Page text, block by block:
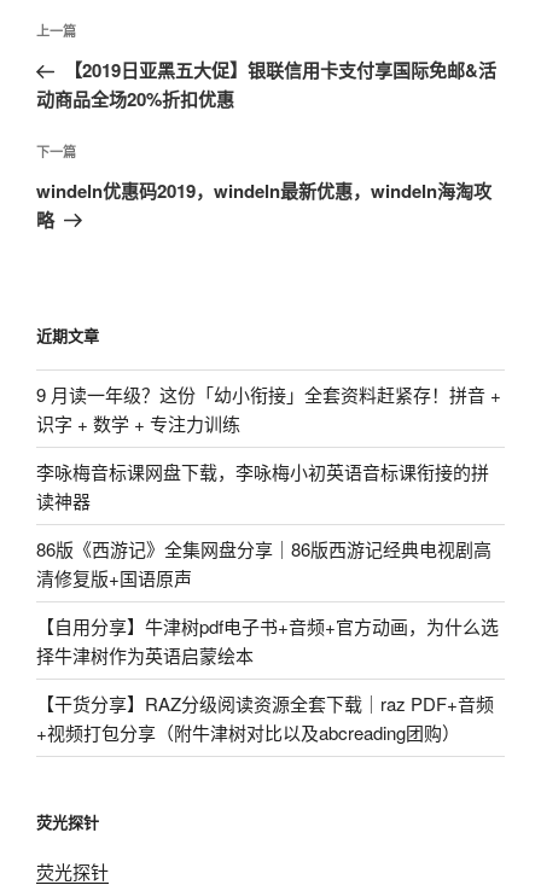
文
导
航
上
一
篇
章
上一篇
【2019日亚黑五大促】银联信用卡支付享国际免邮&活
动商品全场20%折扣优惠
下
一
篇
下一篇
windeln优惠码2019，windeln最新优惠，windeln海淘攻
略
近期文章
9 月读一年级？这份「幼小衔接」全套资料赶紧存！拼音 +
识字 + 数学 + 专注力训练
李咏梅音标课网盘下载，李咏梅小初英语音标课衔接的拼
读神器
86版《西游记》全集网盘分享｜86版西游记经典电视剧高
清修复版+国语原声
【自用分享】牛津树pdf电子书+音频+官方动画，为什么选
择牛津树作为英语启蒙绘本
【干货分享】RAZ分级阅读资源全套下载｜raz PDF+音频
+视频打包分享（附牛津树对比以及abcreading团购）
荧光探针
荧光探针